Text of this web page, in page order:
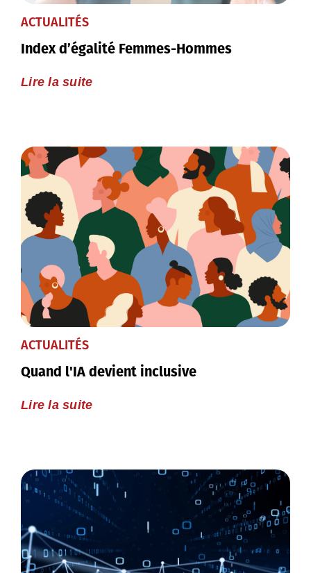
ACTUALITÉS
Index d’égalité Femmes-Hommes
Lire la suite
ACTUALITÉS
Quand l'IA devient inclusive
Lire la suite